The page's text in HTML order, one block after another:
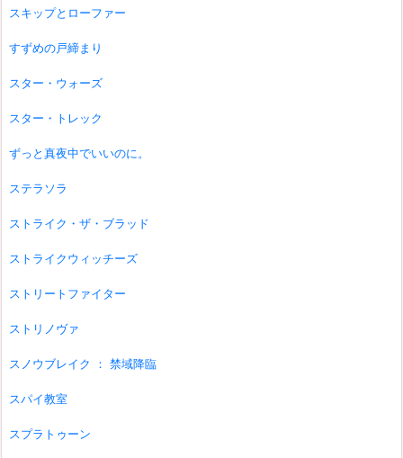
スキップとローファー
すずめの戸締まり
スター・ウォーズ
スター・トレック
ずっと真夜中でいいのに。
ステラソラ
ストライク・ザ・ブラッド
ストライクウィッチーズ
ストリートファイター
ストリノヴァ
スノウブレイク ： 禁域降臨
スパイ教室
スプラトゥーン